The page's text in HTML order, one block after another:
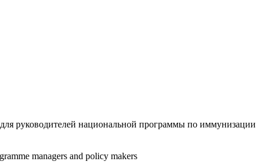
руководителей национальной программы по иммунизации
managers and policy makers